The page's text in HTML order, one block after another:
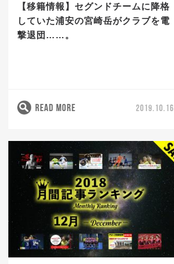
【移籍情報】セグンドチームに降格
していた浦安の宮崎岳がクラブを電
撃退団……。
READ MORE 2019.10.16